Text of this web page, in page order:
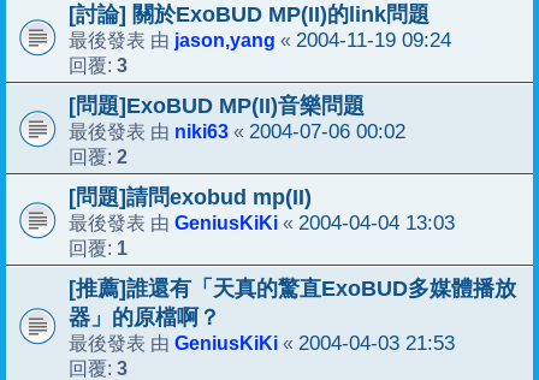
[討論] 關於ExoBUD MP(II)的link問題
最後發表 由 jason,yang « 2004-11-19 09:24
回覆: 3
[問題]ExoBUD MP(II)音樂問題
最後發表 由 niki63 « 2004-07-06 00:02
回覆: 2
[問題]請問exobud mp(II)
最後發表 由 GeniusKiKi « 2004-04-04 13:03
回覆: 1
[推薦]誰還有「天真的驚直ExoBUD多媒體播放
器」的原檔啊？
最後發表 由 GeniusKiKi « 2004-04-03 21:53
回覆: 3